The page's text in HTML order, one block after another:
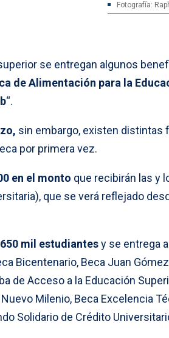
Fotografía:
se entregan algunos
de Alimentación para la
“.
sin embargo, existen distintas
por primera vez.
en el monto que recibirán las y
que se verá reflejado
mil estudiantesy se entrega a
Bicentenario, Beca Juan
de Acceso a la Educación
Milenio, Beca Excelencia
Solidario de Crédito